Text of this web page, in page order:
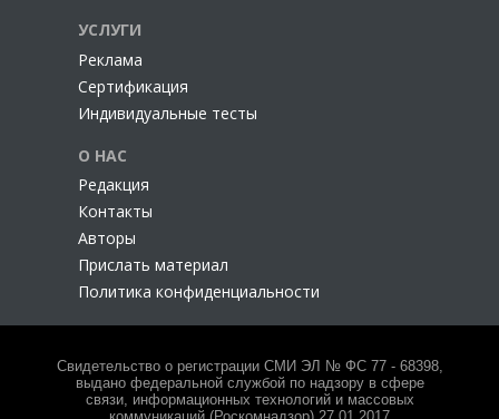
УСЛУГИ
Реклама
Сертификация
Индивидуальные тесты
О НАС
Редакция
Контакты
Авторы
Прислать материал
Политика конфиденциальности
Свидетельство о регистрации СМИ ЭЛ № ФС 77 - 68398,
выдано федеральной службой по надзору в сфере
связи, информационных технологий и массовых